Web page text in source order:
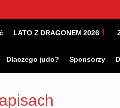
LATO Z DRAGONEM 2026
Dlaczego judo? Sponsorzy